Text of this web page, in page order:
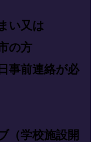
い又は
の方
事前連絡が必
（学校施設開